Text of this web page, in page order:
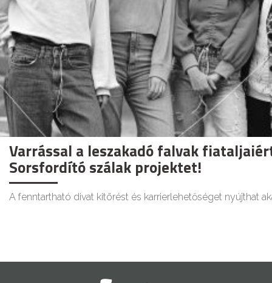
Varrással a leszakadó falvak
Sorsfordító szálak projektet!
A fenntartható divat kitörést és karrierlehetőséget nyújthat